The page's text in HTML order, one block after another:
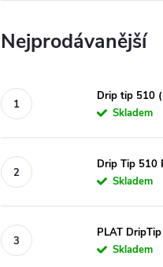
Nejprodávanější
Drip tip 510
Skladem
Drip Tip 510
Skladem
PLAT
Skladem